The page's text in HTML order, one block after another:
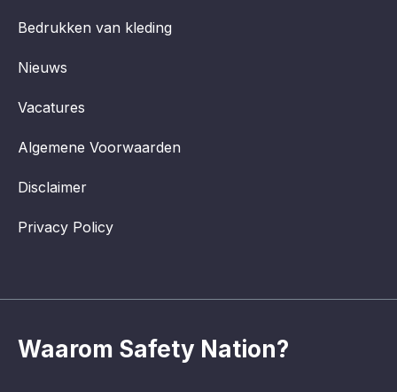
Waarom Safety Nation?
Bedrukken van kleding
Nieuws
Vacatures
Algemene Voorwaarden
Disclaimer
Privacy Policy